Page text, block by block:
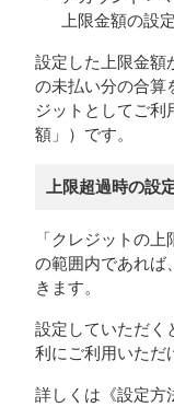
上限金額の設定
設定した上限金額
の未払い分の合算
ジットとしてご利
額」）です。
上限超過時の設
「クレジットの
の範囲内であれば
きます。
設定していただく
利にご利用いただ
詳しくは《設定方